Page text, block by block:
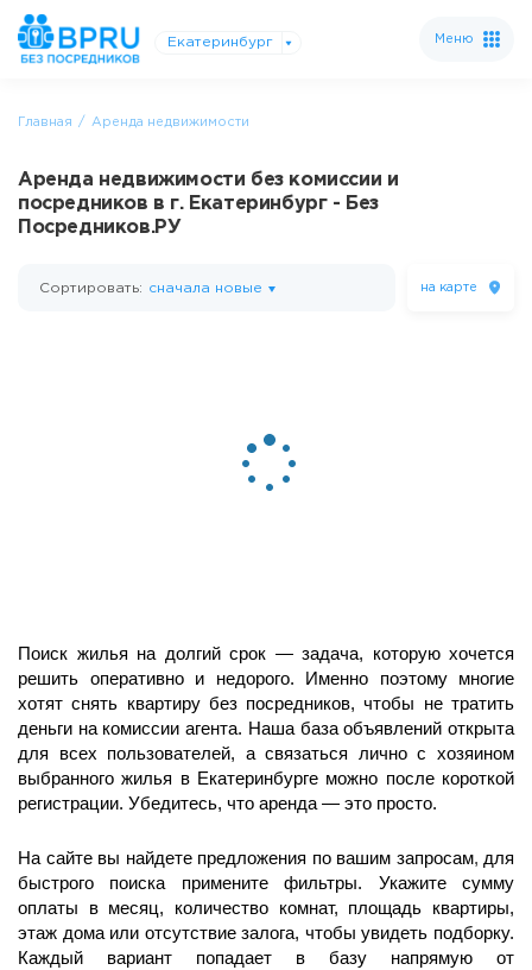
Екатеринбург Меню
Главная Аренда недвижимости
Аренда недвижимости без комиссии и
посредников в г. Екатеринбург - Без
Посредников.РУ
Сортировать: сначала новые на карте
Поиск жилья на долгий срок — задача, которую хочется
решить оперативно и недорого. Именно поэтому многие
хотят снять квартиру без посредников, чтобы не тратить
деньги на комиссии агента. Наша база объявлений открыта
для всех пользователей, а связаться лично с хозяином
выбранного жилья в Екатеринбурге можно после короткой
регистрации. Убедитесь, что аренда — это просто.
На сайте вы найдете предложения по вашим запросам, для
быстрого поиска примените фильтры. Укажите сумму
оплаты в месяц, количество комнат, площадь квартиры,
этаж дома или отсутствие залога, чтобы увидеть подборку.
Каждый вариант попадает в базу напрямую от